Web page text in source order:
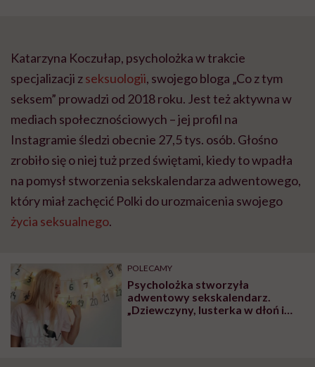
Katarzyna Koczułap, psycholożka w trakcie
specjalizacji zseksuologii, swojego bloga „Co z tym
seksem” prowadzi od 2018 roku. Jest też aktywna w
mediach społecznościowych – jej profil na
Instagramie śledzi obecnie 27,5 tys. osób. Głośno
zrobiło się o niej tuż przed świętami, kiedy to wpadła
na pomysł stworzenia sekskalendarza adwentowego,
który miał zachęcić Polki do urozmaicenia swojego
życia seksualnego.
POLECAMY
Psycholożka stworzyła
adwentowy sekskalendarz.
„Dziewczyny, lusterka w dłoń i